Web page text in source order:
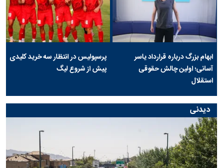
ابهام بزرگ درباره قرارداد یاسر
آسانی؛ اولین چالش حقوقی
استقلال
پرسپولیس در انتظار سه خرید کلیدی
پیش از شروع لیگ
دیدنی